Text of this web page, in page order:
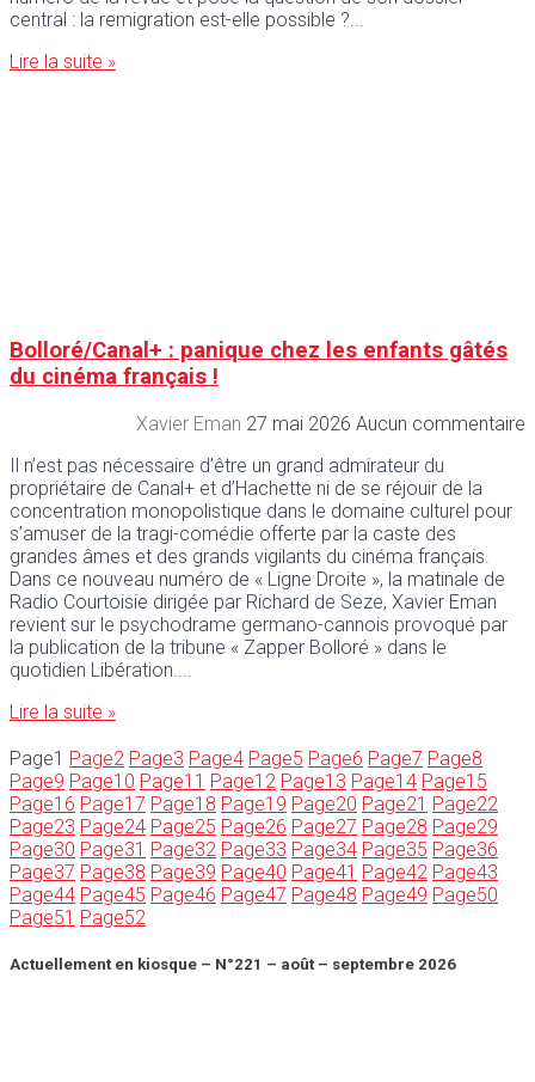
central : la remigration est-elle possible ?
Lire la suite »
Bolloré/Canal+ : panique chez les enfants gâtés
du cinéma français !
Xavier Eman 27 mai 2026 Aucun commentaire
Il n’est pas nécessaire d’être un grand admirateur du
propriétaire de Canal+ et d’Hachette ni de se réjouir de la
concentration monopolistique dans le domaine culturel pour
s’amuser de la tragi-comédie offerte par la caste des
grandes âmes et des grands vigilants du cinéma français.
Dans ce nouveau numéro de « Ligne Droite », la matinale de
Radio Courtoisie dirigée par Richard de Seze, Xavier Eman
revient sur le psychodrame germano-cannois provoqué par
la publication de la tribune « Zapper Bolloré » dans le
quotidien Libération.
Lire la suite »
Page1 Page2 Page3 Page4 Page5 Page6 Page7 Page8
Page9 Page10 Page11 Page12 Page13 Page14 Page15
Page16 Page17 Page18 Page19 Page20 Page21 Page22
Page23 Page24 Page25 Page26 Page27 Page28 Page29
Page30 Page31 Page32 Page33 Page34 Page35 Page36
Page37 Page38 Page39 Page40 Page41 Page42 Page43
Page44 Page45 Page46 Page47 Page48 Page49 Page50
Page51 Page52
Actuellement en kiosque – N°221 – août – septembre 2026